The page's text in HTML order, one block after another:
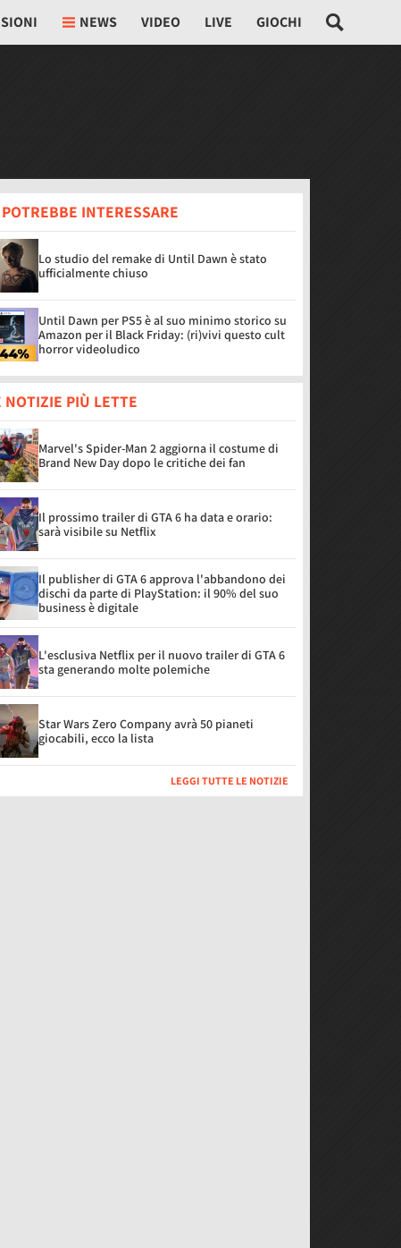
NEWS VIDEO LIVE GIOCHI
INTERESSARE
Lo studio del remake di Until Dawn è stato
ufficialmente chiuso
Until Dawn per PS5 è al suo minimo storico su
Amazon per il Black Friday: (ri)vivi questo cult
horror videoludico
NOTIZIE PIÙ LETTE
Marvel's Spider-Man 2 aggiorna il costume di
Brand New Day dopo le critiche dei fan
Il prossimo trailer di GTA 6 ha data e orario:
sarà visibile su Netflix
Il publisher di GTA 6 approva l'abbandono dei
dischi da parte di PlayStation: il 90% del suo
business è digitale
L'esclusiva Netflix per il nuovo trailer di GTA 6
sta generando molte polemiche
Star Wars Zero Company avrà 50 pianeti
giocabili, ecco la lista
LEGGI TUTTE LE NOTIZIE